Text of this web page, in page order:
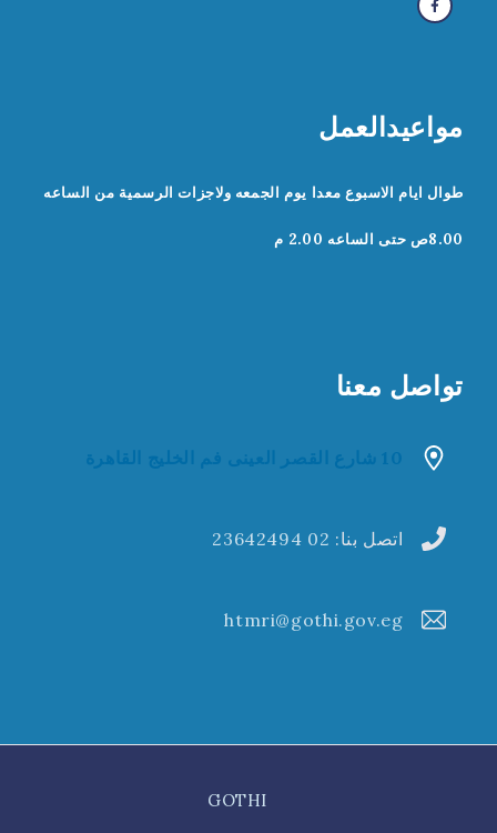
مواعيدالعمل
طوال ايام الاسبوع معدا يوم الجمعه ولاجزات الرسمية من الساعه
8.00ص حتى الساعه 2.00 م
تواصل معنا
10 شارع القصر العينى فم الخليج القاهرة
اتصل بنا: 02 23642494
htmri@gothi.gov.eg
GOTHI